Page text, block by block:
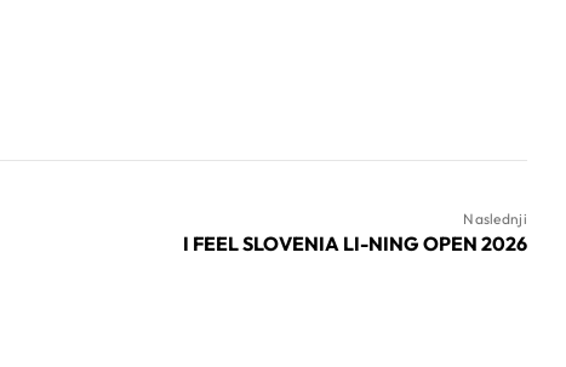
Naslednji
I FEEL SLOVENIA LI-NING OPEN 2026